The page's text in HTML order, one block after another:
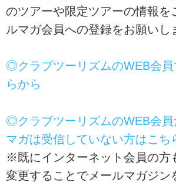
のツアーや限定ツアーの情報を
ルマガ会員への登録をお願いし
◎クラブツーリズムのWEB会員
らから
◎クラブツーリズムのWEB会
マガは受信していない方はこち
※既にインターネット会員の方
変更することでメールマガジン